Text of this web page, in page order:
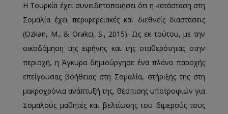
Η Τουρκία έχει συνειδητοποιήσει ότι η κατάσταση στη
Σομαλία έχει περιφερειακές και διεθνείς διαστάσεις
(Ozkan, M., & Orakci, S., 2015). Ως εκ τούτου, με την
οικοδόμηση της ειρήνης και της σταθερότητας στην
περιοχή, η Άγκυρα δημιούργησε ένα πλάνο παροχής
επείγουσας βοήθειας στη Σομαλία, στήριξής της στη
μακροχρόνια ανάπτυξή της, θέσπισης υποτροφιών για
Σομαλούς μαθητές και βελτίωσης του διμερούς τους